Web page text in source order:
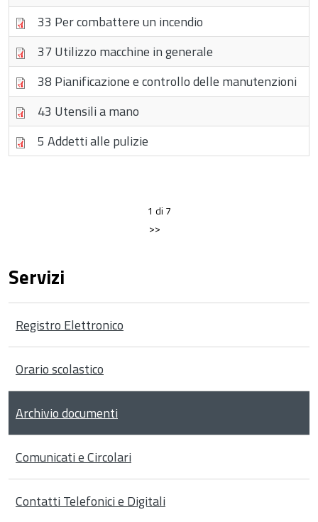
33 Per combattere un incendio
37 Utilizzo macchine in generale
38 Pianificazione e controllo delle manutenzioni
43 Utensili a mano
5 Addetti alle pulizie
1 di 7
>>
Servizi
Registro Elettronico
Orario scolastico
Archivio documenti
Comunicati e Circolari
Contatti Telefonici e Digitali